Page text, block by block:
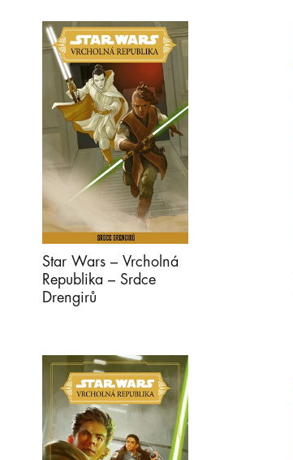
Star Wars – Vrcholná
Republika – Srdce
Drengirů